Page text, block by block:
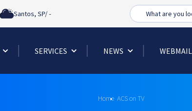
Santos, SP/- Busca
SERVICES NEWS WEBMAIL
Home ACS on TV